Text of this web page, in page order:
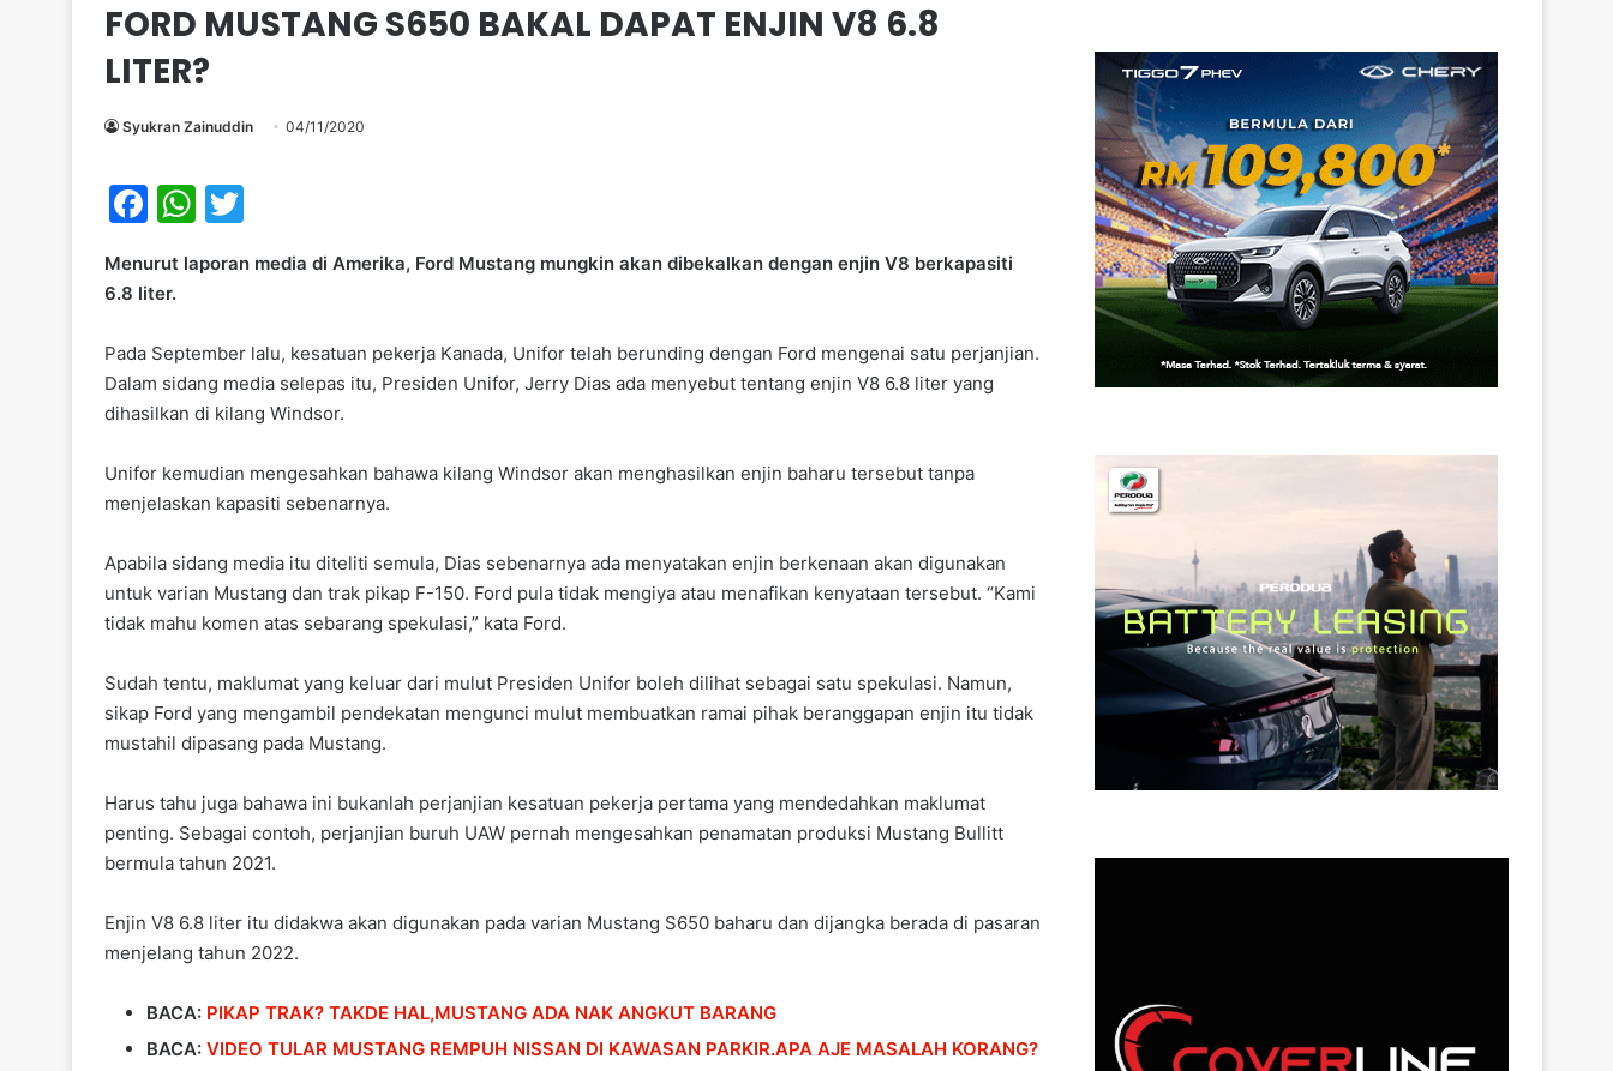
FORD MUSTANG S650 BAKAL DAPAT ENJIN V8 6.8
LITER?
Syukran Zainuddin 04/11/2020
F
c
b
o
o
k
W
at
A
p
p
itt
Menurut laporan media di Amerika, Ford Mustang mungkin akan dibekalkan dengan enjin V8 berkapasiti
6.8 liter.
Pada September lalu, kesatuan pekerja Kanada, Unifor telah berunding dengan Ford mengenai satu perjanjian.
Dalam sidang media selepas itu, Presiden Unifor, Jerry Dias ada menyebut tentang enjin V8 6.8 liter yang
dihasilkan di kilang Windsor.
Unifor kemudian mengesahkan bahawa kilang Windsor akan menghasilkan enjin baharu tersebut tanpa
menjelaskan kapasiti sebenarnya.
Apabila sidang media itu diteliti semula, Dias sebenarnya ada menyatakan enjin berkenaan akan digunakan
untuk varian Mustang dan trak pikap F-150. Ford pula tidak mengiya atau menafikan kenyataan tersebut. “Kami
tidak mahu komen atas sebarang spekulasi,” kata Ford.
Sudah tentu, maklumat yang keluar dari mulut Presiden Unifor boleh dilihat sebagai satu spekulasi. Namun,
sikap Ford yang mengambil pendekatan mengunci mulut membuatkan ramai pihak beranggapan enjin itu tidak
mustahil dipasang pada Mustang.
Harus tahu juga bahawa ini bukanlah perjanjian kesatuan pekerja pertama yang mendedahkan maklumat
penting. Sebagai contoh, perjanjian buruh UAW pernah mengesahkan penamatan produksi Mustang Bullitt
bermula tahun 2021.
Enjin V8 6.8 liter itu didakwa akan digunakan pada varian Mustang S650 baharu dan dijangka berada di pasaran
menjelang tahun 2022.
BACA: PIKAP TRAK? TAKDE HAL,MUSTANG ADA NAK ANGKUT BARANG
BACA: VIDEO TULAR MUSTANG REMPUH NISSAN DI KAWASAN PARKIR.APA AJE MASALAH KORANG?
INDONESIA!